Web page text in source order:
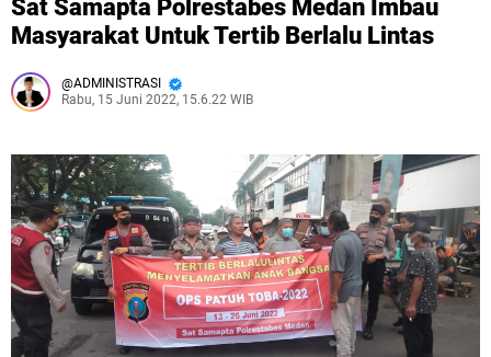
Sat Samapta Polrestabes Medan Imbau
Masyarakat Untuk Tertib Berlalu Lintas
ADMINISTRASI
Rabu, 15 Juni 2022, 15.6.22 WIB